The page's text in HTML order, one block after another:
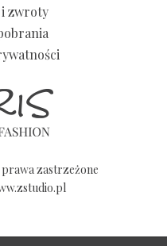
i zwroty
zastrzeżone